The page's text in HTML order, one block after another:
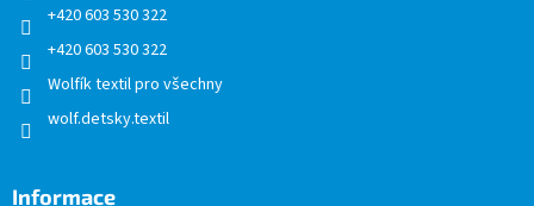
+420 603 530 322
+420 603 530 322
Wolfík textil pro všechny
wolf.detsky.textil
Informace